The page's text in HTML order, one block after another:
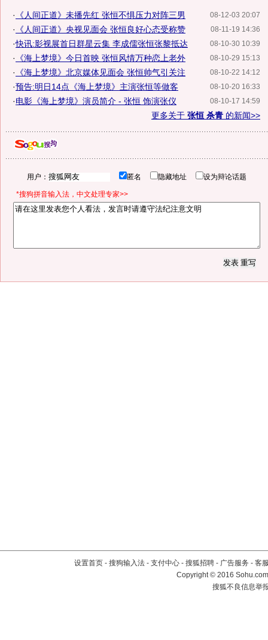
08-12-03 20:07
· 《人间正道》未播先红 张恒不惧压力对阵三男
08-11-19 14:36
· 《人间正道》央视见面会 张恒良好心态受称赞
08-10-30 10:39
·快讯:影视展首日群星云集 李成儒张恒张黎抵达
08-10-29 15:13
· 《海上梦境》今日首映 张恒风情万种恋上老外
08-10-22 14:12
· 《海上梦境》北京媒体见面会 张恒帅气引关注
08-10-20 16:33
·预告:明日14点《海上梦境》主演张恒等做客
08-10-17 14:59
·电影《海上梦境》演员简介 - 张恒 饰演张仪
更多关于 张恒 杀青 的新闻>>
用户： 匿名 隐藏地址 设为辩论话题
*搜狗拼音输入法，中文处理专家>>
设置首页 - 搜狗输入法 - 支付中心 - 搜狐招聘 - 广告服务 - 客
Copyright©2016
搜狐不良信息举